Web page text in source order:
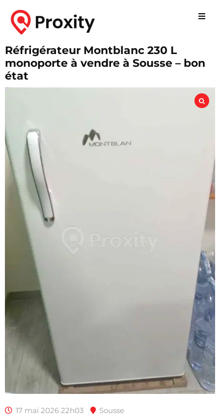
Réfrigérateur Montblanc 230 L
monoporte à vendre à Sousse – bon
état
17 mai 2026 22h03 Sousse